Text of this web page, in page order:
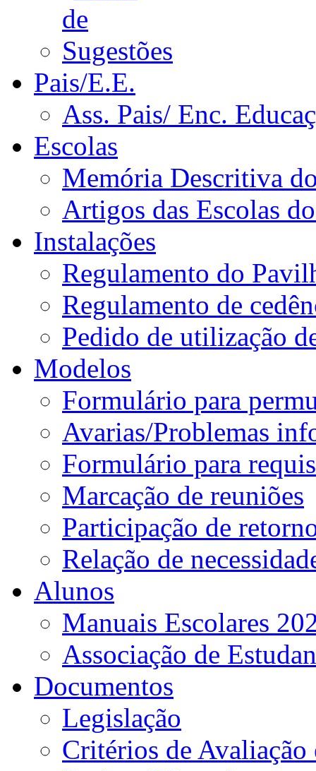
Pais/E.E.
Ass. Pais/ Enc.
Escolas
Memória Descritiva
Artigos das Escolas
Instalações
Regulamento do
Regulamento de
Pedido de utilização
Modelos
Formulário para
Avarias/Problemas
Formulário para
Marcação de reuniões
Participação de
Relação de
Alunos
Manuais Escolares
Associação de
Documentos
Legislação
Critérios de